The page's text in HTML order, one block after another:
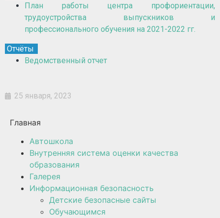
План работы центра профориентации,
трудоустройства выпускников и
профессионального обучения на 2021-2022 гг.
Отчёты
Ведомственный отчет
25 января, 2023
Главная
Автошкола
Внутренняя система оценки качества
образования
Галерея
Информационная безопасность
Детские безопасные сайты
Обучающимся